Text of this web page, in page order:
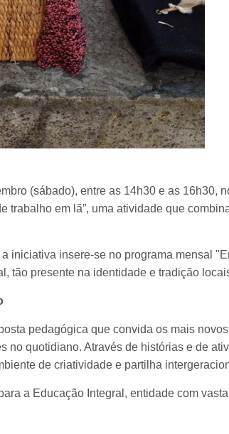
(sábado), entre as 14h30 e as 16h30,
em lã”, uma atividade que
insere-se no programa mensal
tão presente na identidade e tradição
pedagógica que convida os mais
quotidiano. Através de histórias e de
de criatividade e partilha
a Educação Integral, entidade com